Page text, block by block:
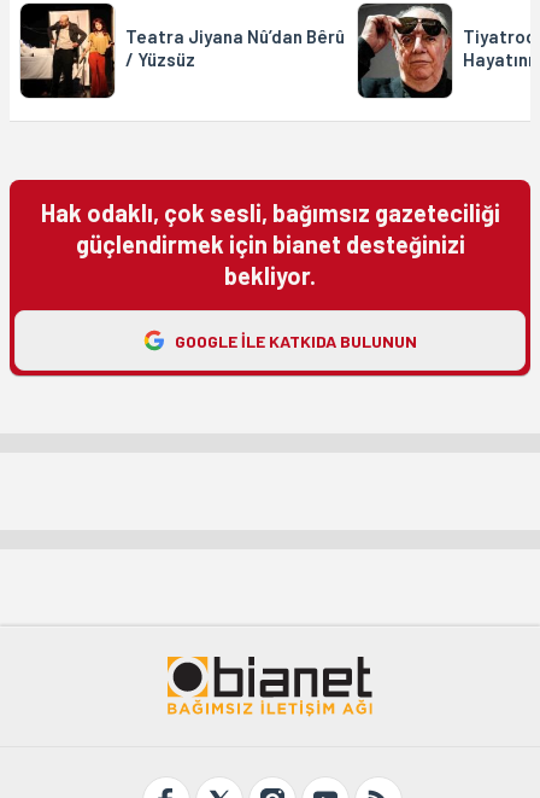
Teatra Jiyana Nû’dan Bêrû
/ Yüzsüz
Hak odaklı, çok sesli, bağımsız gazeteciliği
güçlendirmek için bianet desteğinizi
bekliyor.
GOOGLE ILE KATKIDA BULUNUN